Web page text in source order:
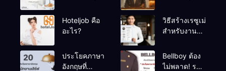
chef”
สำหรับ HR
โรงแรม
Hoteljob คือ
อะไร?
วิธีสร้างเรซูเม่
สำหรับงาน
มืออาชีพ
ประโยคภาษา
อังกฤษที่
Bellboy ต้อง
ไม่พลาด! รวม